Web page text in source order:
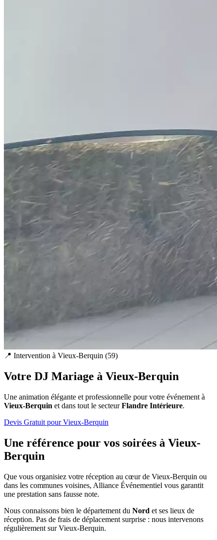
📍 Intervention à Vieux-Berquin (59)
Votre DJ Mariage à Vieux-Berquin
Une animation élégante et professionnelle pour votre événement à
Vieux-Berquin et dans tout le secteurFlandre Intérieure.
Devis Gratuit pourVieux-Berquin
Une référence pour vos soirées à Vieux-
Berquin
Que vous organisiez votre réception au cœur de Vieux-Berquin ou
dans les communes voisines, Alliance Événementiel vous garantit
une prestation sans fausse note.
Nous connaissons bien le département du Nord et ses lieux de
réception. Pas de frais de déplacement surprise : nous intervenons
régulièrement surVieux-Berquin.